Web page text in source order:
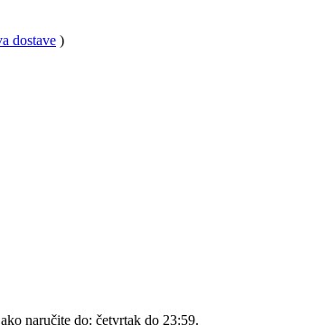
dostave )
naručite do: četvrtak do 23:59.